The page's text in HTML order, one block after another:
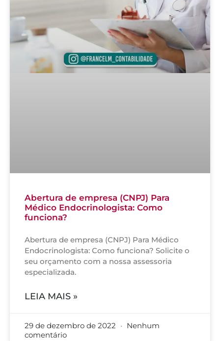
Abertura de empresa (CNPJ) Para
Médico Endocrinologista: Como
funciona?
Abertura de empresa (CNPJ) Para Médico
Endocrinologista: Como funciona? Solicite o
seu orçamento com a nossa assessoria
especializada.
LEIA MAIS »
29 de dezembro de 2022
Nenhum
comentário